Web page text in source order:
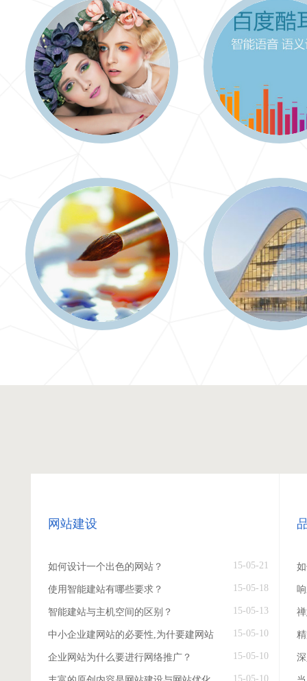
网站建设
如何设计一个出色的网站？ 15-05-21
使用智能建站有哪些要求？ 15-05-18
智能建站与主机空间的区别？ 15-05-13
中小企业建网站的必要性,为什要建网站 15-05-10
企业网站为什么要进行网络推广？ 15-05-10
15-05-10